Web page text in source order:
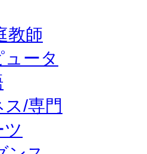
教師
ータ
ス/専門